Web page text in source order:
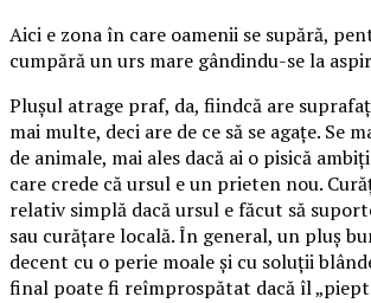
Aici e zona în care oamenii se supără,
cumpără un urs mare gândindu-se la
Plușul atrage praf, da, fiindcă are
mai multe, deci are de ce să se agațe. Se
de animale, mai ales dacă ai o pisică
care crede că ursul e un prieten nou.
relativ simplă dacă ursul e făcut să
sau curățare locală. În general, un pluș
decent cu o perie moale și cu soluții
final poate fi reîmprospătat dacă îl